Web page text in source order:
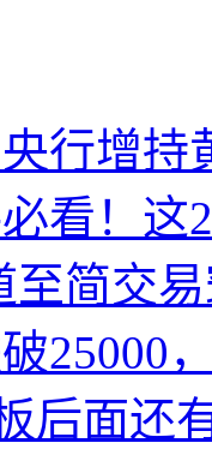
行增持
看！这
至简交
25000
后面还